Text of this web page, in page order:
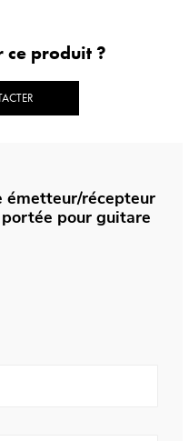
ce produit ?
émetteur/récepteur
pour guitare